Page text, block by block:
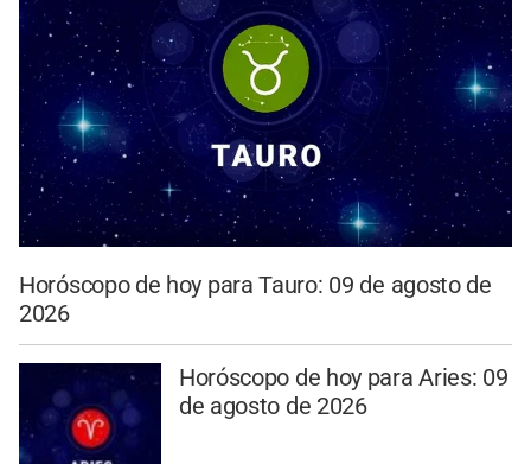
Horóscopo de hoy para Tauro: 09 de agosto de
2026
Horóscopo de hoy para Aries: 09
de agosto de 2026